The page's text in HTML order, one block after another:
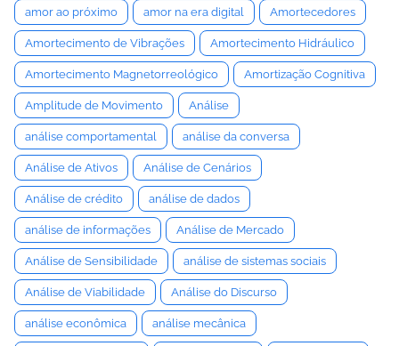
amor ao próximo amor na era digital Amortecedores
Amortecimento de Vibrações Amortecimento Hidráulico
Amortecimento Magnetorreológico Amortização Cognitiva
Amplitude de Movimento Análise
análise comportamental análise da conversa
Análise de Ativos Análise de Cenários
Análise de crédito análise de dados
análise de informações Análise de Mercado
Análise de Sensibilidade análise de sistemas sociais
Análise de Viabilidade Análise do Discurso
análise econômica análise mecânica